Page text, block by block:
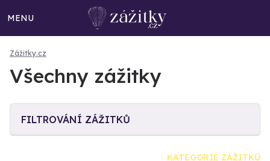
MENU
Zážitky.cz
Všechny zážitky
FILTROVÁNÍ ZÁŽITKŮ
KATEGORIE ZÁŽITKŮ